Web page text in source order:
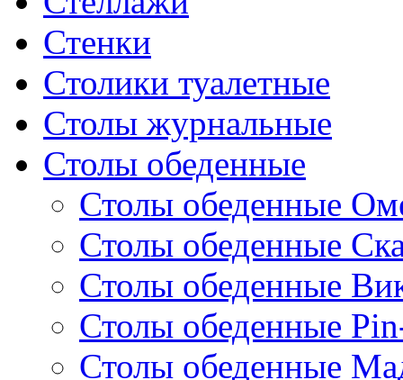
Стенки
Столики туалетные
Столы журнальные
Столы обеденные
Столы обеденные
Столы обеденные
Столы обеденные
Столы обеденные
Столы обеденные